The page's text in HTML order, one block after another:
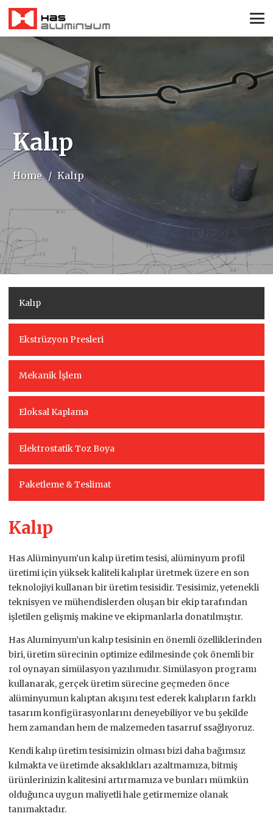
Kalıp
Home / Kalıp
Kalıp
Ekstrüzyon Presleri
Mekanik İşlem
Eloksal Kaplama
Elektrostatik Toz Boya
Paketleme & Teslimat
Kalıp
Has Alüminyum’un kalıp üretim tesisi, alüminyum profil
üretimi için yüksek kaliteli kalıplar üretmek üzere en son
teknolojiyi kullanan bir üretim tesisidir. Tesisimiz, yetenekli
teknisyen ve mühendislerden oluşan bir ekip tarafından
işletilen gelişmiş makine ve ekipmanlarla donatılmıştır.
Has Aluminyum’un kalıp tesisinin en önemli özelliklerinden
biri, üretim sürecinin optimize edilmesinde çok önemli bir
rol oynayan simülasyon yazılımıdır. Simülasyon programı
kullanarak, gerçek üretim sürecine geçmeden önce
alüminyumun kalıptan akışını test ederek kalıpların farklı
tasarım konfigürasyonlarını deneyebiliyor ve bu şekilde
hem zamandan hem de malzemeden tasarruf ssağlıyoruz.
Kendi kalıp üretim tesisimizin olması bizi daha bağımsız
kılmakta ve üretimde aksaklıkları azaltmamıza, bitmiş
ürünlerinizin kalitesini artırmamıza ve bunları mümkün
olduğunca uygun maliyetli hale getirmemize olanak
tanımaktadır.